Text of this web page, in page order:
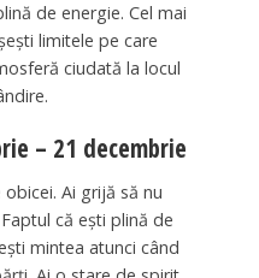
de energie. Cel mai
limitele pe care
ciudată la locul
– 21 decembrie
Ai grijă să nu
că ești plină de
mintea atunci când